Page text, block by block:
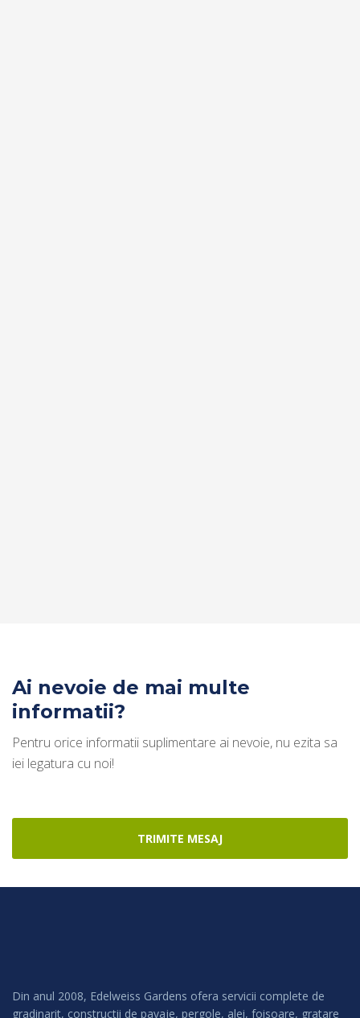
Ai nevoie de mai multe
informatii?
Pentru orice informatii suplimentare ai nevoie, nu ezita sa
iei legatura cu noi!
TRIMITE MESAJ
Din anul 2008, Edelweiss Gardens ofera servicii complete de
gradinarit, constructii de pavaje, pergole, alei, foisoare, gratare